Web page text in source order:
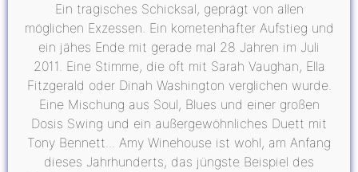
Ein tragisches Schicksal, geprägt von allen
möglichen Exzessen. Ein kometenhafter Aufstieg und
ein jähes Ende mit gerade mal 28 Jahren im Juli
2011. Eine Stimme, die oft mit Sarah Vaughan, Ella
Fitzgerald oder Dinah Washington verglichen wurde.
Eine Mischung aus Soul, Blues und einer großen
Dosis Swing und ein außergewöhnliches Duett mit
Tony Bennett... Amy Winehouse ist wohl, am Anfang
dieses Jahrhunderts, das jüngste Beispiel des